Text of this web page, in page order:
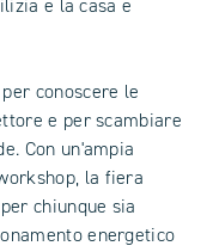
e la casa e
conoscere le
e per scambiare
Con un'ampia
la fiera
chiunque sia
energetico